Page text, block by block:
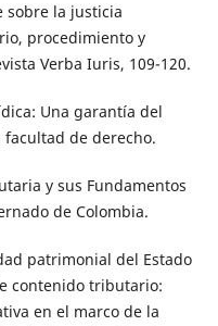
sobre la justicia
procedimiento y
Verba Iuris, 109-120.
Una garantía del
facultad de derecho.
y sus Fundamentos
de Colombia.
patrimonial del Estado
contenido tributario:
en el marco de la